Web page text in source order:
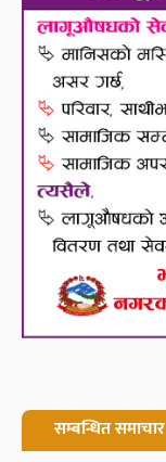
सम्बन्धित समाचार